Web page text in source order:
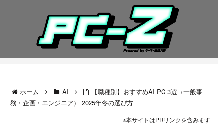
ホーム AI
【職種別】おすすめAI PC 3選（一般事
務・企画・エンジニア） 2025年冬の選び方
※本サイトはPRリンクを含みます